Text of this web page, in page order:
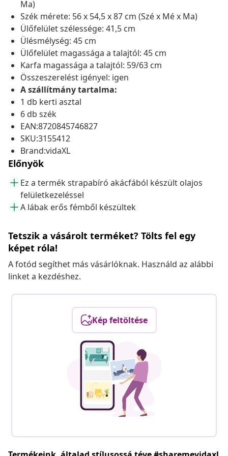
Ma)
Szék mérete: 56 x 54,5 x 87 cm (Szé x Mé x Ma)
Ülőfelület szélessége: 41,5 cm
Ülésmélység: 45 cm
Ülőfelület magassága a talajtól: 45 cm
Karfa magassága a talajtól: 59/63 cm
Összeszerelést igényel: igen
A szállítmány tartalma:
1 db kerti asztal
6 db szék
EAN:8720845746827
SKU:3155412
Brand:vidaXL
Előnyök
Ez a termék strapabíró akácfából készült olajos
felületkezeléssel
A lábak erős fémből készültek
Tetszik a vásárolt terméket? Tölts fel egy
képet róla!
A fotód segíthet más vásárlóknak. Használd az alábbi
linket a kezdéshez.
Kép feltöltése